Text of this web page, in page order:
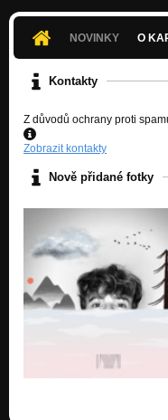
NOVINKY O
Kontakty
Z důvodů ochrany proti
Zobrazit kontakty
Nově přidané fotky